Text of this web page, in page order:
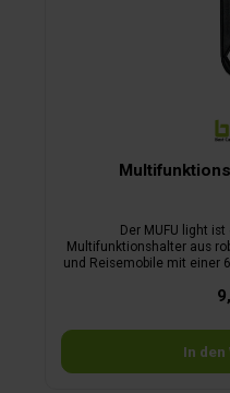
Der MUFU light
Multifunktionshalter aus
und Reisemobile mit einer
werkzeugfreie
oder am Fahrzeug. So
ordentlich aufgeräumt.
der rostfreien
langlebig und stabil. Der
In den